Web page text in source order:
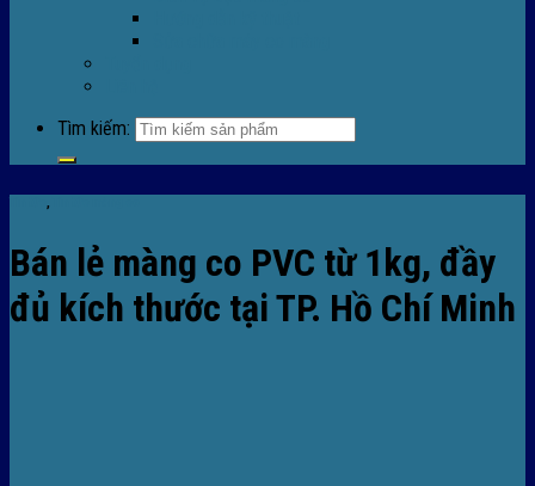
Tìm kiếm:
,
Bán lẻ màng co PVC từ 1kg, đầy
đủ kích thước tại TP. Hồ Chí Minh